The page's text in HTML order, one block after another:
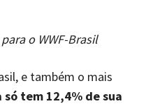
o WWF-Brasil
e também o mais
tem 12,4% de sua